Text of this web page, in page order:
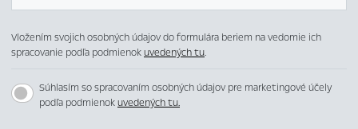
Vložením svojich osobných údajov do formulára beriem na vedomie ich
spracovanie podľa podmienokuvedených tu.
Súhlasím so spracovaním osobných údajov pre marketingové účely
podľa podmienokuvedených tu.